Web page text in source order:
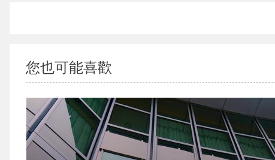
您也可能喜歡